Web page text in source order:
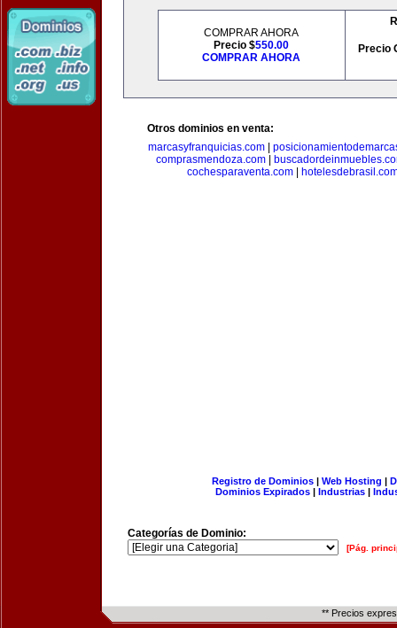
COMPRAR AHORA
Precio $550.00
COMPRAR AHORA
Precio
Otros dominios en venta:
marcasyfranquicias.com|
comprasmendoza.com
cochesparaventa.com|
Registro de Dominios| Web Hosting |
Dominios Expirados | Industrias |
Categorías de Dominio:
[Pág.
** Precios